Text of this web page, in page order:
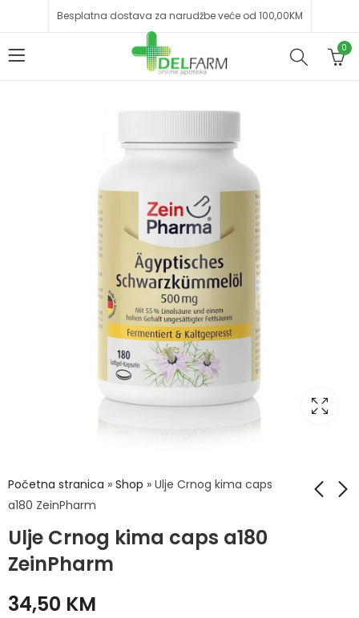
Besplatna dostava za narudžbe veće od 100,00KM
0
Početna stranica » Shop » Ulje Crnog kima caps
a180 ZeinPharm
Ulje Crnog kima caps a180
ZeinPharm
Yasenka Kolagen
Ulje noćurka cap
34,50 KM